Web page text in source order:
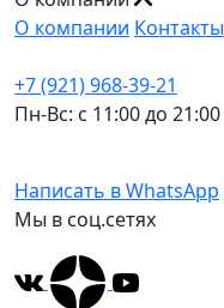
О компании Контакты
+7 (921) 968-39-21
Пн-Вс: c 11:00 до 21:00
Написать в WhatsApp
Мы в соц.сетях